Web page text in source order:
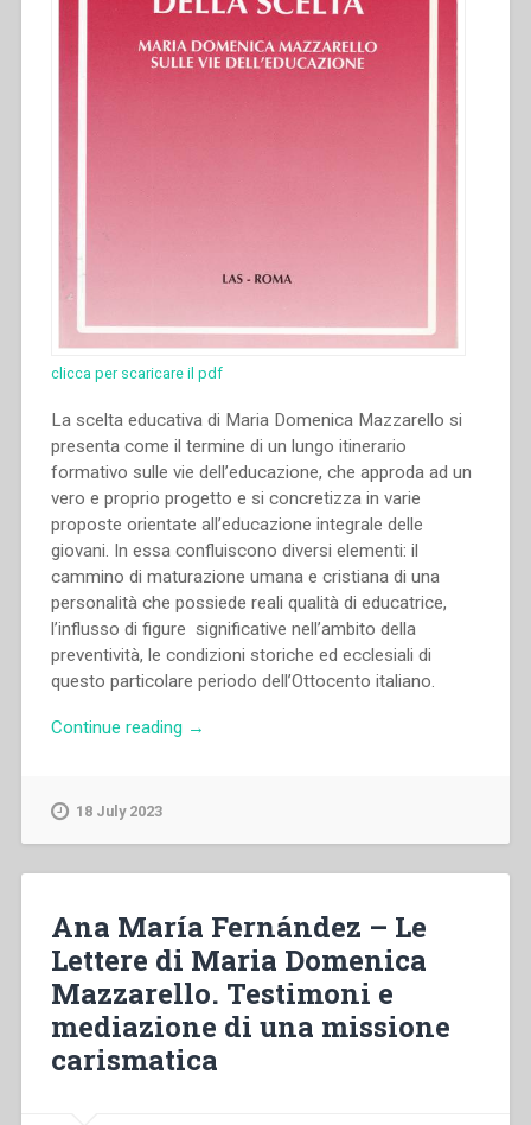
clicca per scaricare il pdf
La scelta educativa di Maria Domenica Mazzarello si
presenta come il termine di un lungo itinerario
formativo sulle vie dell’educazione, che approda ad un
vero e proprio progetto e si concretizza in varie
proposte orientate all’educazione integrale delle
giovani. In essa confluiscono diversi elementi: il
cammino di maturazione umana e cristiana di una
personalità che possiede reali qualità di educatrice,
l’influsso di figure significative nell’ambito della
preventività, le condizioni storiche ed ecclesiali di
questo particolare periodo dell’Ottocento italiano.
Continue reading “Sylvie
Domenica
Mazzarello
sulle
dell’educazione”
→
18 July 2023
Ana María Fernández – Le
Lettere di Maria Domenica
Mazzarello. Testimoni e
mediazione di una missione
carismatica